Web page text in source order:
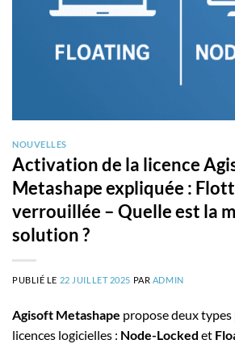
NOUVELLES
Activation de la licence
Metashape expliquée :
verrouillée – Quelle est la
solution ?
PUBLIÉ LE 22 JUILLET 2025 PAR ADMIN
Agisoft Metashape propose deux
licences logicielles : Node-Locked et